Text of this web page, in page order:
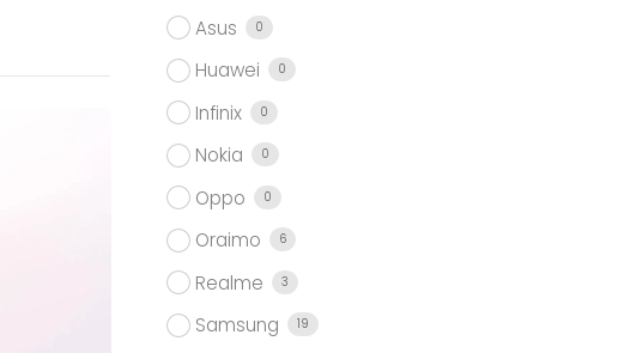
Asus 0
Huawei 0
Infinix 0
Nokia 0
Oppo 0
Oraimo 6
Realme 3
Samsung 19